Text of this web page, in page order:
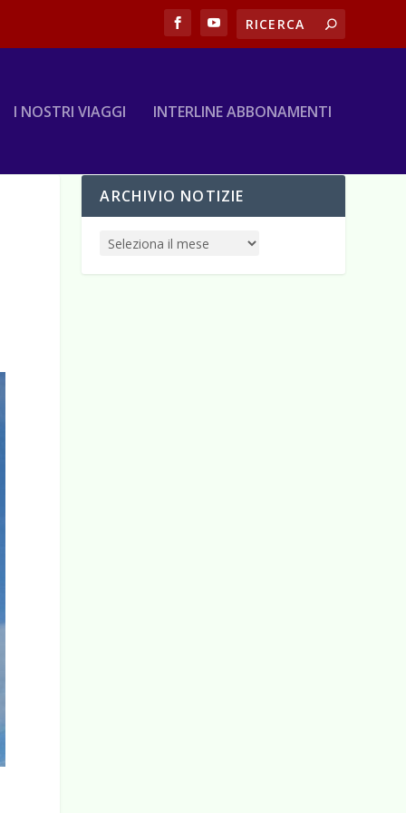
I NOSTRI VIAGGI INTERLINE ABBONAMENTI
ARCHIVIO NOTIZIE